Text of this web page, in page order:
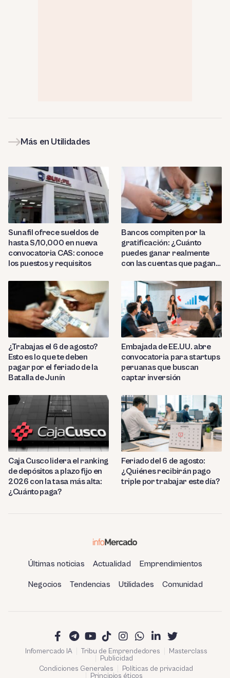
Más en Utilidades
Sunafil ofrece sueldos de
hasta S/10,000 en nueva
convocatoria CAS: conoce
los puestos y requisitos
Bancos compiten por la
gratificación: ¿Cuánto
puedes ganar realmente
con las cuentas que pagan
¿Trabajas el 6 de agosto?
Esto es lo que te deben
pagar por el feriado de la
Batalla de Junín
Embajada de EE.UU. abre
convocatoria para startups
peruanas que buscan
captar inversión
Caja Cusco lidera el ranking
de depósitos a plazo fijo en
2026 con la tasa más alta:
¿Cuánto paga?
Feriado del 6 de agosto:
¿Quiénes recibirán pago
triple por trabajar este día?
Últimas noticias Actualidad Emprendimientos
Negocios Tendencias Utilidades Comunidad
Infomercado IA Tribu de Emprendedores
Masterclass
Publicidad
Condiciones Generales
Políticas de privacidad
Principios éticos